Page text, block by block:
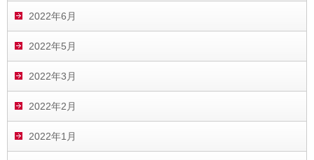
2022年6月
2022年5月
2022年3月
2022年2月
2022年1月